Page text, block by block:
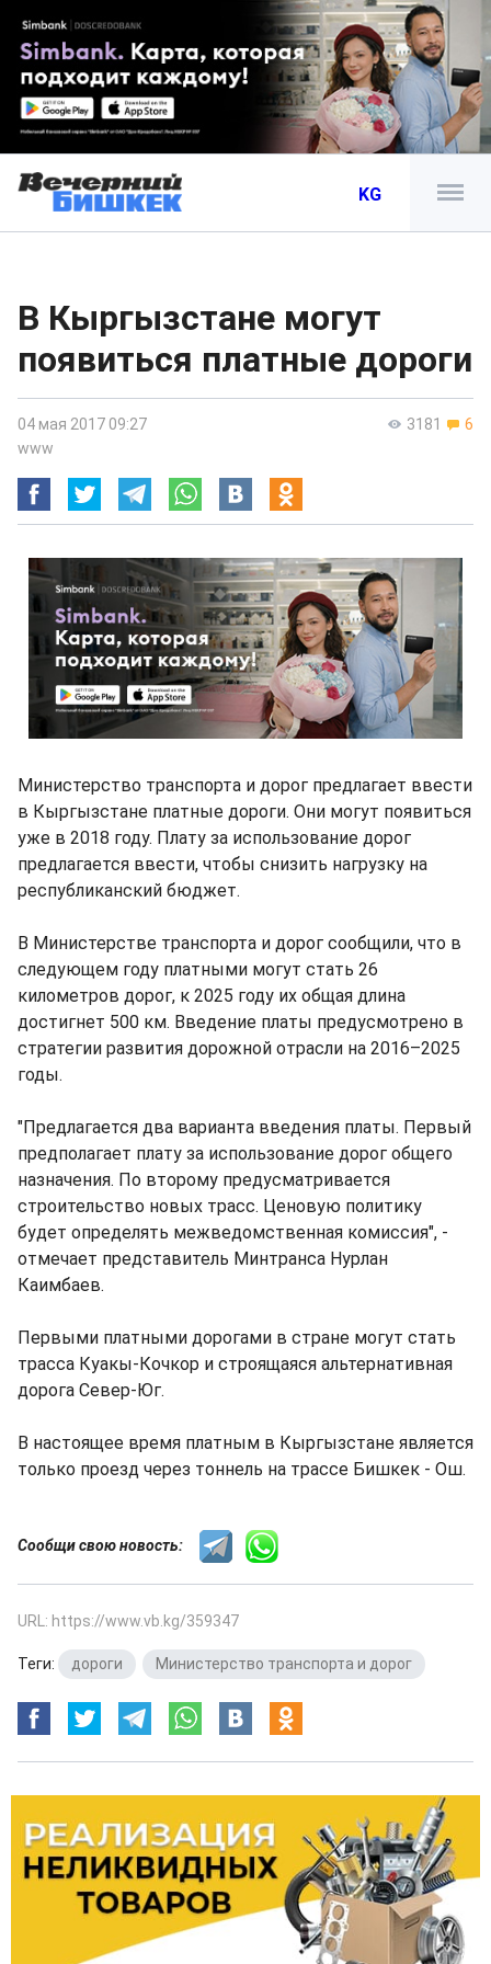
KG
В Кыргызстане могут
появиться платные дороги
3181 6
04 мая 2017 09:27
www
Министерство транспорта и дорог предлагает ввести
в Кыргызстане платные дороги. Они могут появиться
уже в 2018 году. Плату за использование дорог
предлагается ввести, чтобы снизить нагрузку на
республиканский бюджет.
В Министерстве транспорта и дорог сообщили, что в
следующем году платными могут стать 26
километров дорог, к 2025 году их общая длина
достигнет 500 км. Введение платы предусмотрено в
стратегии развития дорожной отрасли на 2016–2025
годы.
"Предлагается два варианта введения платы. Первый
предполагает плату за использование дорог общего
назначения. По второму предусматривается
строительство новых трасс. Ценовую политику
будет определять межведомственная комиссия", -
отмечает представитель Минтранса Нурлан
Каимбаев.
Первыми платными дорогами в стране могут стать
трасса Куакы-Кочкор и строящаяся альтернативная
дорога Север-Юг.
В настоящее время платным в Кыргызстане является
только проезд через тоннель на трассе Бишкек - Ош.
Сообщи свою новость:
URL: https://www.vb.kg/359347
Теги: дороги Министерство транспорта и дорог